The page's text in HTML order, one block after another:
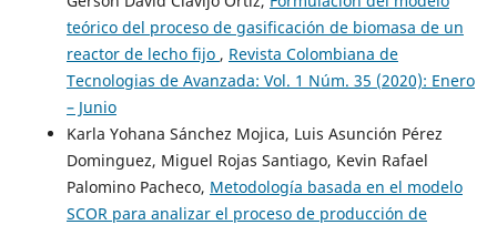
teórico del proceso de gasificación de biomasa de un
reactor de lecho fijo , Revista Colombiana de
Tecnologias de Avanzada: Vol. 1 Núm. 35 (2020): Enero
– Junio
Karla Yohana Sánchez Mojica, Luis Asunción Pérez
Dominguez, Miguel Rojas Santiago, Kevin Rafael
Palomino Pacheco, Metodología basada en el modelo
SCOR para analizar el proceso de producción de